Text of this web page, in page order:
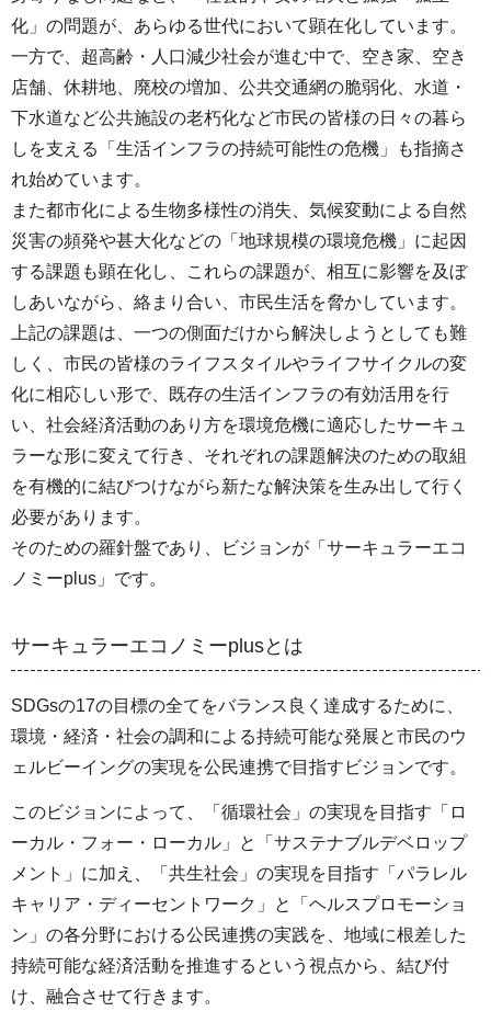
化」の問題が、あらゆる世代において顕在化しています。
一方で、超高齢・人口減少社会が進む中で、空き家、空き
店舗、休耕地、廃校の増加、公共交通網の脆弱化、水道・
下水道など公共施設の老朽化など市民の皆様の日々の暮ら
しを支える「生活インフラの持続可能性の危機」も指摘さ
れ始めています。
また都市化による生物多様性の消失、気候変動による自然
災害の頻発や甚大化などの「地球規模の環境危機」に起因
する課題も顕在化し、これらの課題が、相互に影響を及ぼ
しあいながら、絡まり合い、市民生活を脅かしています。
上記の課題は、一つの側面だけから解決しようとしても難
しく、市民の皆様のライフスタイルやライフサイクルの変
化に相応しい形で、既存の生活インフラの有効活用を行
い、社会経済活動のあり方を環境危機に適応したサーキュ
ラーな形に変えて行き、それぞれの課題解決のための取組
を有機的に結びつけながら新たな解決策を生み出して行く
必要があります。
そのための羅針盤であり、ビジョンが「サーキュラーエコ
ノミーplus」です。
サーキュラーエコノミーplusとは
SDGsの17の目標の全てをバランス良く達成するために、
環境・経済・社会の調和による持続可能な発展と市民のウ
ェルビーイングの実現を公民連携で目指すビジョンです。
このビジョンによって、「循環社会」の実現を目指す「ロ
ーカル・フォー・ローカル」と「サステナブルデベロップ
メント」に加え、「共生社会」の実現を目指す「パラレル
キャリア・ディーセントワーク」と「ヘルスプロモーショ
ン」の各分野における公民連携の実践を、地域に根差した
持続可能な経済活動を推進するという視点から、結び付
け、融合させて行きます。